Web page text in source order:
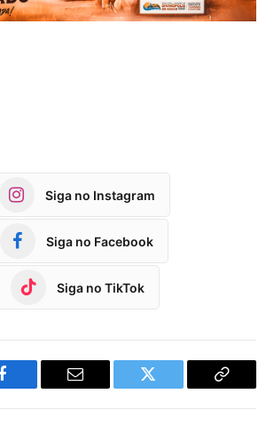
Siga no Instagram
Siga no Facebook
Siga no TikTok
Facebook Email Twitter
Copy